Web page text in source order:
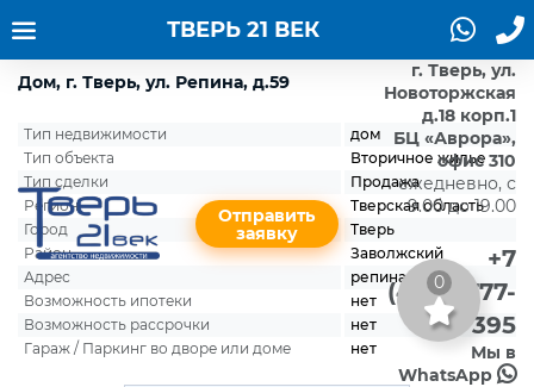
Отправить
заявку
г. Тверь, ул.
Новоторжская
д.18 корп.1
БЦ «Аврора»,
офис 310
ежедневно, с
9.00 до 19.00
+7
(4822)777-
395
Мы в
WhatsApp
ТВЕРЬ 21 ВЕК
Дом, г. Тверь, ул. Репина, д.59
Тип недвижимости
дом
Тип объекта
Вторичное жилье
Тип сделки
Продажа
Регион
Тверская область
Город
Тверь
Район
Заволжский
Адрес
репина 59
Возможность ипотеки
нет
Возможность рассрочки
нет
Гараж / Паркинг во дворе или доме
нет
0